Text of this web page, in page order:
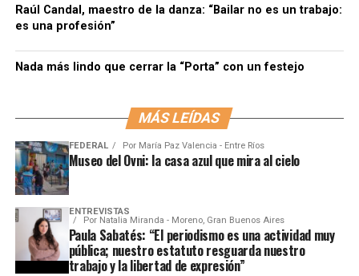
Raúl Candal, maestro de la danza: “Bailar no es un trabajo:
es una profesión”
Nada más lindo que cerrar la “Porta” con un festejo
MÁS LEÍDAS
FEDERAL Por María Paz Valencia - Entre Ríos
Museo del Ovni: la casa azul que mira al cielo
ENTREVISTAS
Por Natalia Miranda - Moreno, Gran Buenos Aires
Paula Sabatés: “El periodismo es una actividad muy
pública; nuestro estatuto resguarda nuestro
trabajo y la libertad de expresión”